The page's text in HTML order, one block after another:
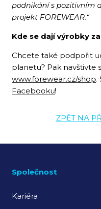
podnikání s pozitivním
projekt FOREWEAR.“
Kde se dají výrobky
Chcete také podpořit
planetu? Pak navštivte
www.forewear.cz/shop.
Facebooku!
ZPĚT NA
Společnost
Kariéra